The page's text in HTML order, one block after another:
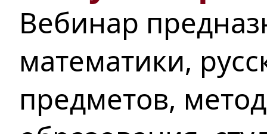
Вебинар
математики,
предметов,